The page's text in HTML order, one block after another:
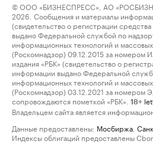
© ООО «БИЗНЕСПРЕСС», АО
2026. Сообщения и материалы
(свидетельство о регистрации
выдано Федеральной службой по
информационных технологий и
(Роскомнадзор) 09.12.2015 за
издания «РБК» (свидетельство о
информации выдано Федеральной
информационных технологий и
(Роскомнадзор) 03.12.2021 за
сопровождаются пометкой «РБК».
18+
Владельцем сайта является
Данные предоставлены: Мосбиржа
Индексы облигаций предоставлены